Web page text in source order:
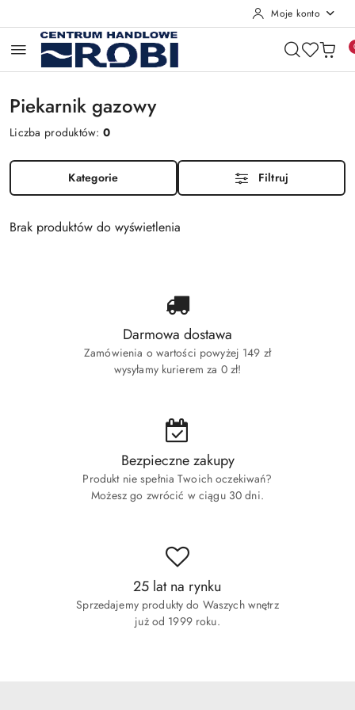
Moje konto
Piekarnik gazowy
Liczba produktów:0
Kategorie Filtruj
Brak produktów do wyświetlenia
Darmowa dostawa
Zamówienia o wartości powyżej 149 zł
wysyłamy kurierem za 0 zł!
Bezpieczne zakupy
Produkt nie spełnia Twoich oczekiwań?
Możesz go zwrócić w ciągu 30 dni.
25 lat na rynku
Sprzedajemy produkty do Waszych wnętrz
już od 1999 roku.